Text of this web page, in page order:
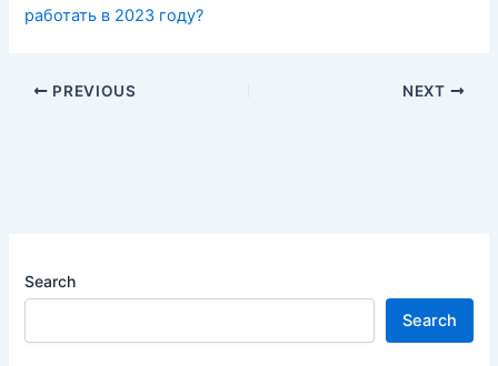
работать в 2023 году?
PREVIOUS NEXT
Search
Search